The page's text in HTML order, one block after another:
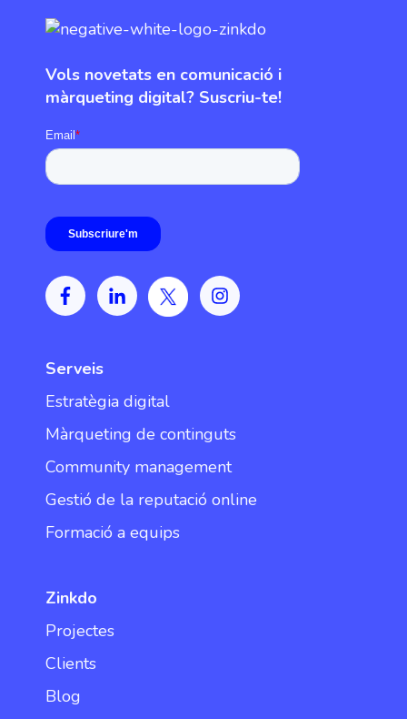
Vols novetats en comunicació i
màrqueting digital? Suscriu-te!
Serveis
Estratègia digital
Màrqueting de continguts
Community management
Gestió de la reputació online
Formació a equips
Zinkdo
Projectes
Clients
Blog